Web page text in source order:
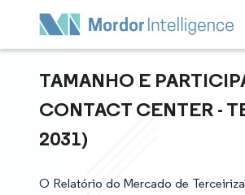
TAMANHO E
CONTACT CENTER -
2031)
O Relatório do Mercado de